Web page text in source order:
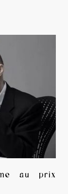
au prix